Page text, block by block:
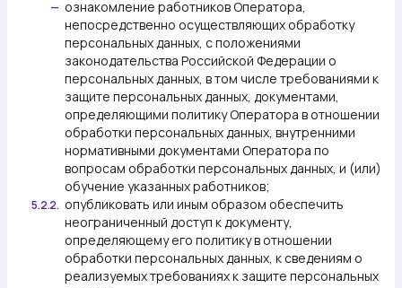
— ознакомление работников Оператора,
непосредственно осуществляющих обработку
персональных данных, с положениями
законодательства Российской Федерации о
персональных данных, в том числе требованиями к
защите персональных данных, документами,
определяющими политику Оператора в отношении
обработки персональных данных, внутренними
нормативными документами Оператора по
вопросам обработки персональных данных, и (или)
обучение указанных работников;
5.2.2. опубликовать или иным образом обеспечить
неограниченный доступ к документу,
определяющему его политику в отношении
обработки персональных данных, к сведениям о
реализуемых требованиях к защите персональных